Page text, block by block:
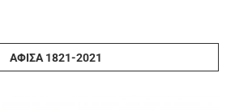
ΑΦΊΣΑ 1821-2021